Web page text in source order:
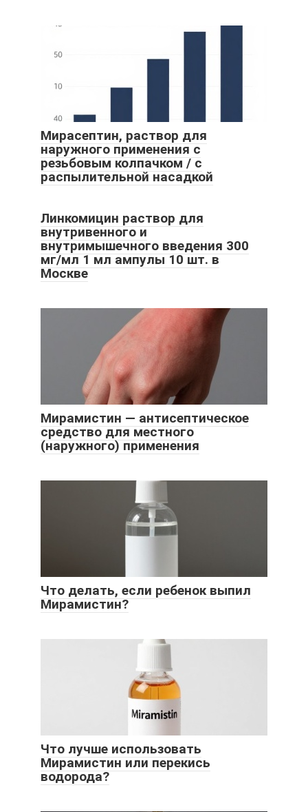
Мирасептин, раствор для
наружного применения с
резьбовым колпачком / с
распылительной насадкой
Линкомицин раствор для
внутривенного и
внутримышечного введения 300
мг/мл 1 мл ампулы 10 шт. в
Москве
Мирамистин — антисептическое
средство для местного
(наружного) применения
Что делать, если ребенок выпил
Мирамистин?
Что лучше использовать
Мирамистин или перекись
водорода?